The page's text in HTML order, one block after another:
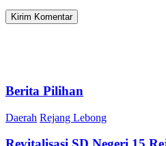
Berita Pilihan
Daerah Rejang Lebong